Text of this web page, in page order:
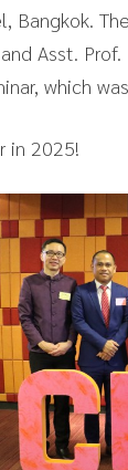
Bangkok.
Asst.
which
in 2025!